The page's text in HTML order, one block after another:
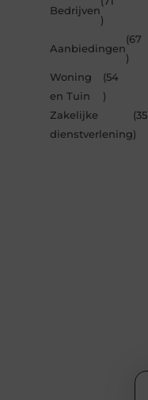
Bedrijven
)
Aanbiedingen
(67
)
Woning
en Tuin
(54
)
Zakelijke
dienstverlening
(35
)